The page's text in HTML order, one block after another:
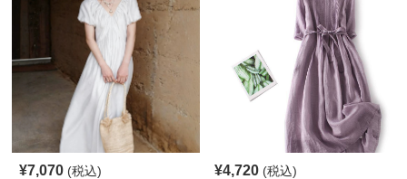
¥7,070 (税込) ¥4,720 (税込)